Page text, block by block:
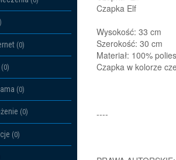
(0)
(0)
(0)
(0)
(0)
Czapka Elf
Wysokość: 33 cm
Szerokość: 30 cm
Materiał: 100%
Czapka w kolorze
----